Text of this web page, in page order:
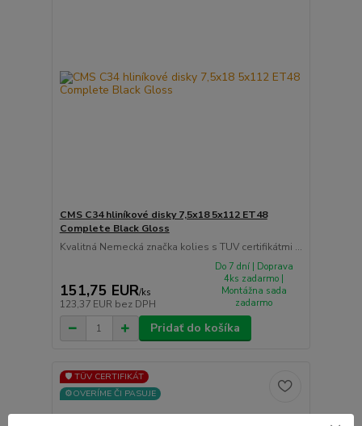
CMS C34 hliníkové disky 7,5x18 5x112 ET48
Complete Black Gloss
Kvalitná Nemecká značka kolies s TUV certifikátmi ...
151,75 EUR/ks
123,37 EUR bez DPH
Do 7 dní | Doprava
4ks zadarmo |
Montážna sada
zadarmo
Pridať do košíka
🛡️ TÜV CERTIFIKÁT
⚙️OVERÍME ČI PASUJE